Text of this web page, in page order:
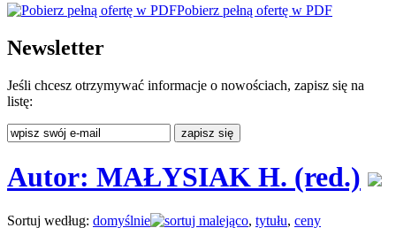
Pobierz pełną ofertę w PDF
Newsletter
Jeśli chcesz otrzymywać informacje o nowościach, zapisz się na
listę:
Autor: MAŁYSIAK H. (red.)
Sortuj według: domyślnie , tytułu, ceny